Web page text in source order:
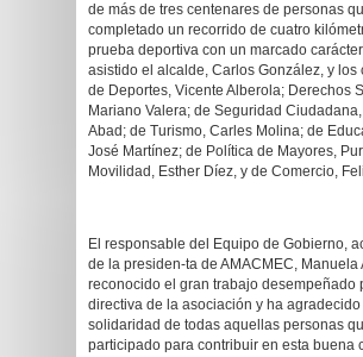
de más de tres centenares de personas
completado un recorrido de cuatro
prueba deportiva con un marcado
asistido el alcalde, Carlos González, y los
de Deportes, Vicente Alberola; Derechos
Mariano Valera; de Seguridad
Abad; de Turismo, Carles Molina; de
José Martínez; de Política de Mayores,
Movilidad, Esther Díez, y de Comercio,
El responsable del Equipo de Gobierno,
de la presiden-ta de AMACMEC, Manuela
reconocido el gran trabajo desempeñado
directiva de la asociación y ha
solidaridad de todas aquellas personas
participado para contribuir en esta buena